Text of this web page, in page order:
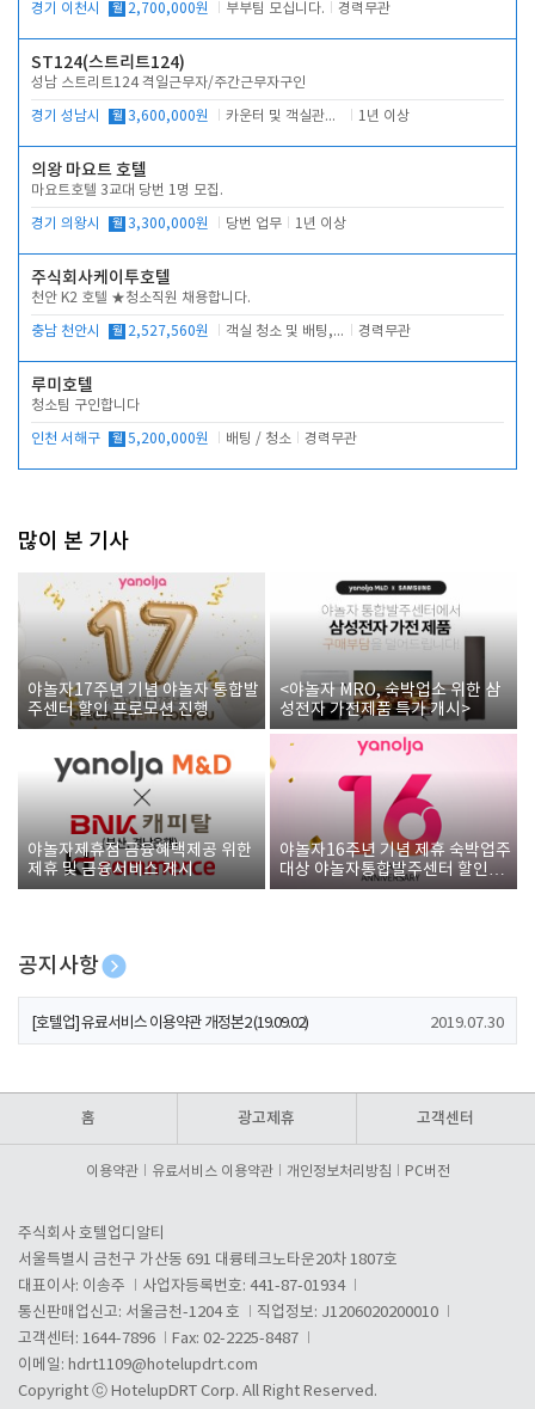
경기 이천시 월 2,700,000원 부부팀 모십니다. 경력무관
ST124(스트리트124)
성남 스트리트124 격일근무자/주간근무자구인
경기 성남시 월 3,600,000원 카운터 및 객실관리 전반 1년 이상
의왕 마요트 호텔
마요트호텔 3교대 당번 1명 모집.
경기 의왕시 월 3,300,000원 당번 업무 1년 이상
주식회사케이투호텔
천안 K2 호텔 ★청소직원 채용합니다.
충남 천안시 월 2,527,560원 객실 청소 및 배팅, 주변 시설 청소 경력무관
루미호텔
청소팀 구인합니다
인천 서해구 월 5,200,000원 배팅 / 청소 경력무관
많이 본 기사
야놀자17주년 기념 야놀자 통합발
주센터 할인 프로모션 진행
<야놀자 MRO, 숙박업소 위한 삼
성전자 가전제품 특가 개시>
야놀자제휴점 금융혜택제공 위한
제휴 및 금융서비스 게시
야놀자16주년 기념 제휴 숙박업주
대상 야놀자통합발주센터 할인쿠
폰 증정
공지사항
[호텔업] 개인정보 처리방침 개정본1 (19.09.02)
[호텔업] 유료서비스 이용약관 개정본2 (19.09.02) 2019.07.30
홈 광고제휴 고객센터
이용약관 유료서비스 이용약관 개인정보처리방침 PC버전
주식회사 호텔업디알티
서울특별시 금천구 가산동 691 대륭테크노타운20차 1807호
대표이사: 이송주
사업자등록번호: 441-87-01934
통신판매업신고: 서울금천-1204 호
직업정보: J1206020200010
고객센터: 1644-7896
Fax: 02-2225-8487
이메일: hdrt1109@hotelupdrt.com
Copyright ⓒ HotelupDRT Corp. All Right Reserved.